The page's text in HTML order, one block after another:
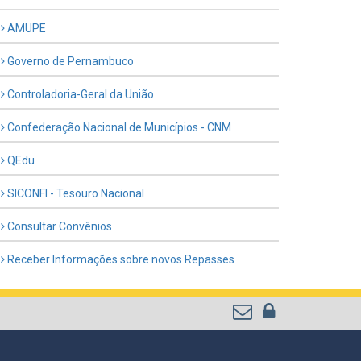
AMUPE
Governo de Pernambuco
Controladoria-Geral da União
Confederação Nacional de Municípios - CNM
QEdu
SICONFI - Tesouro Nacional
Consultar Convênios
Receber Informações sobre novos Repasses